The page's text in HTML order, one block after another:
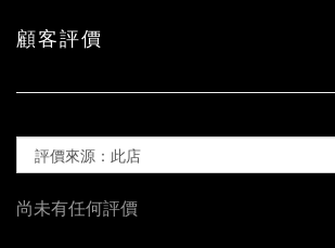
顧客評價
尚未有任何評價